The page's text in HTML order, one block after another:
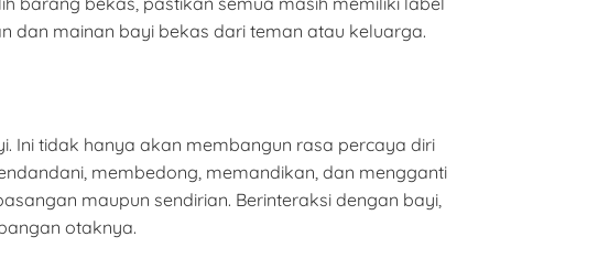
dan mainan bayi bekas dari teman atau keluarga.
Ini tidak hanya akan membangun rasa percaya diri
membedong, memandikan, dan mengganti
maupun sendirian. Berinteraksi dengan bayi,
otaknya.